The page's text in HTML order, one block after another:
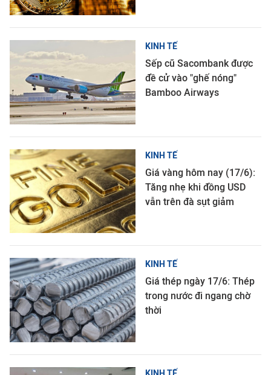
KINH TẾ
Sếp cũ Sacombank được
đề cử vào "ghế nóng"
Bamboo Airways
KINH TẾ
Giá vàng hôm nay (17/6):
Tăng nhẹ khi đồng USD
vẫn trên đà sụt giảm
KINH TẾ
Giá thép ngày 17/6: Thép
trong nước đi ngang chờ
thời